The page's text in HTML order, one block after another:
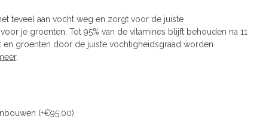
teveel aan vocht weg en zorgt voor de juiste
je groenten. Tot 95% van de vitamines blijft behouden na 11
en groenten door de juiste vochtigheidsgraad worden
.
(+€95,00)